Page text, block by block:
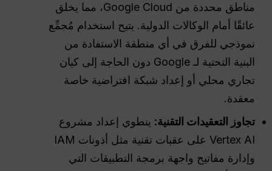
مناطق محددة من Google Cloud، مما يخلق
عائقًا أمام الوكالات الدولية. يتيح استخدام مُجمِّع
نموذجي للفرق في أي منطقة الاستفادة من
البنية التحتية لـ Google دون الحاجة إلى كيان
تجاري محلي أو إعداد شبكة افتراضية خاصة
معقدة.
تجاوز التعقيدات التقنية: ينطوي إعداد مشروع
Vertex AI على عقبات تقنية مثل أذونات IAM
وإدارة مفاتيح واجهة برمجة التطبيقات التي